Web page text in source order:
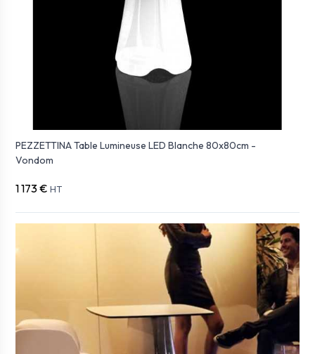
PEZZETTINA Table Lumineuse LED Blanche 80x80cm -
Vondom
1 173 € HT